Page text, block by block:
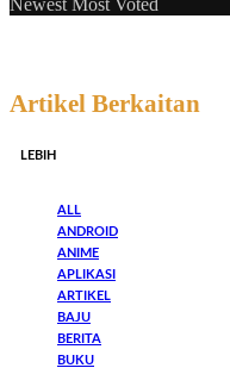
Artikel Berkaitan
LEBIH
ALL
ANDROID
ANIME
APLIKASI
ARTIKEL
BAJU
BERITA
BUKU